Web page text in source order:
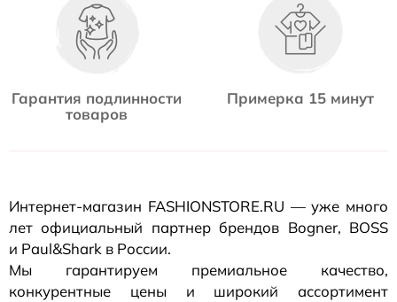
Гарантия подлинности
товаров
Примерка 15 минут
Интернет-магазин FASHIONSTORE.RU — уже много
лет официальный партнер брендов Bogner, BOSS
и Paul&Shark в России.
Мы гарантируем премиальное качество,
конкурентные цены и широкий ассортимент